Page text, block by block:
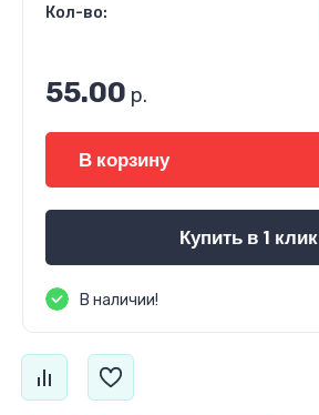
Кол-во:
55.00 р.
В корзину
Купить в 1 клик
В наличии!